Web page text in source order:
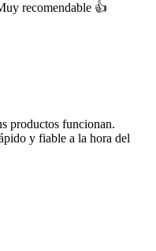
recomendable 👍
productos funcionan.
y fiable a la hora del